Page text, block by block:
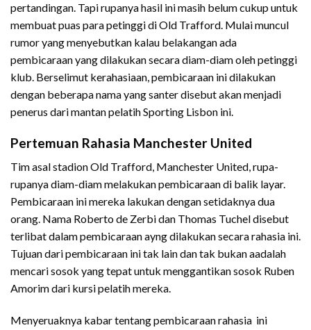
pertandingan. Tapi rupanya hasil ini masih belum cukup untuk
membuat puas para petinggi di Old Trafford. Mulai muncul
rumor yang menyebutkan kalau belakangan ada
pembicaraan yang dilakukan secara diam-diam oleh petinggi
klub. Berselimut kerahasiaan, pembicaraan ini dilakukan
dengan beberapa nama yang santer disebut akan menjadi
penerus dari mantan pelatih Sporting Lisbon ini.
Pertemuan Rahasia Manchester United
Tim asal stadion Old Trafford, Manchester United, rupa-
rupanya diam-diam melakukan pembicaraan di balik layar.
Pembicaraan ini mereka lakukan dengan setidaknya dua
orang. Nama Roberto de Zerbi dan Thomas Tuchel disebut
terlibat dalam pembicaraan ayng dilakukan secara rahasia ini.
Tujuan dari pembicaraan ini tak lain dan tak bukan aadalah
mencari sosok yang tepat untuk menggantikan sosok Ruben
Amorim dari kursi pelatih mereka.
Menyeruaknya kabar tentang pembicaraan rahasia ini